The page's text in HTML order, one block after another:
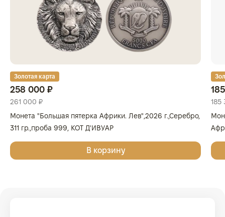
Золотая карта
258 000 ₽
261 000 ₽
Монета "Большая пятерка Африки. Лев",2026 г.,Серебро,
311 гр.,проба 999, КОТ Д'ИВУАР
В корзину
185